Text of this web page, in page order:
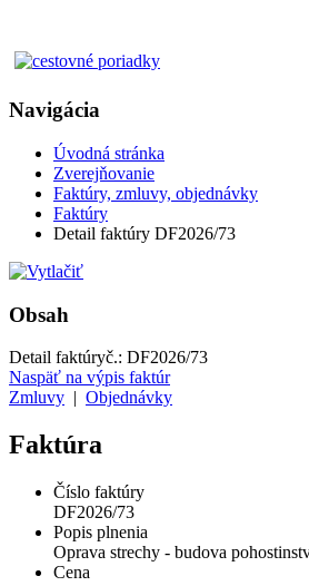
Navigácia
Úvodná stránka
Zverejňovanie
Faktúry, zmluvy, objednávky
Faktúry
Detail faktúry DF2026/73
Obsah
Detail faktúryč.: DF2026/73
Naspäť na výpis faktúr
Zmluvy | Objednávky
Faktúra
Číslo faktúry
DF2026/73
Popis plnenia
Oprava strechy - budova
Cena